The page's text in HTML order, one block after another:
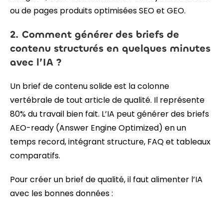
ou de pages produits optimisées SEO et GEO.
2. Comment générer des briefs de
contenu structurés en quelques minutes
avec l’IA ?
Un brief de contenu solide est la colonne
vertébrale de tout article de qualité. Il représente
80% du travail bien fait. L’IA peut générer des briefs
AEO-ready (Answer Engine Optimized) en un
temps record, intégrant structure, FAQ et tableaux
comparatifs.
Pour créer un brief de qualité, il faut alimenter l’IA
avec les bonnes données :